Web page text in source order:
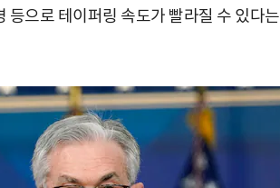
으로 테이퍼링 속도가 빨라질 수 있다는